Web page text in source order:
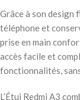
Grâce à son design
téléphone et
prise en main
accès facile et
fonctionnalités,
L’Étui Redmi A3